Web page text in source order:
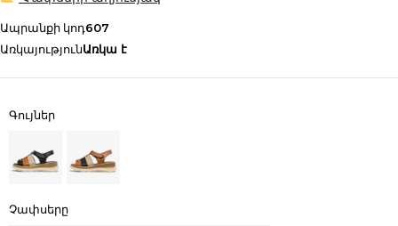
Ապրանքի կոդ607
ԱռկայությունԱռկա է
Գույներ
Չափսերը